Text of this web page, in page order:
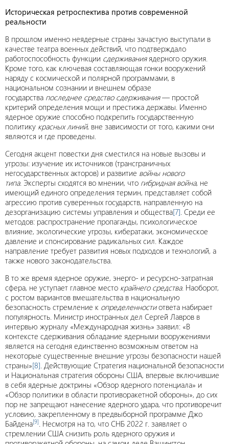
Историческая ретроспектива против современной
реальности
В прошлом именно неядерные страны зачастую выступали в
качестве театра военных действий, что подтверждало
работоспособность функции сдерживания ядерного оружия.
Кроме того, как ключевая составляющая гонки вооружений
наряду с космической и полярной программами, в
национальном сознании и внешнем образе
государства последнее средство сдерживания— простой
критерий определения мощи и престижа державы. Именно
ядерное оружие способно подкрепить государственную
политику красных линий, вне зависимости от того, какими они
являются и где проведены.
Сегодня акцент повестки дня сместился на новые вызовы и
угрозы: изучение их источников (трансграничных
негосударственных акторов) и развитие войны нового
типа. Эксперты сходятся во мнении, что гибридная война, не
имеющий единого определения термин, представляет собой
агрессию против суверенных государств, направленную на
дезорганизацию системы управления и общества[7]. Среди ее
методов: распространение пропаганды, психологическое
влияние, экологические угрозы, кибератаки, экономическое
давление и спонсирование радикальных сил. Каждое
направление требует развития новых подходов и технологий, а
также нового законодательства.
В то же время ядерное оружие, энерго- и ресурсно-затратная
сфера, не уступает главное место крайнего средства. Наоборот,
с ростом вариантов вмешательства в национальную
безопасность стремление к определенностиответа набирает
популярность. Министр иностранных дел Сергей Лавров в
интервью журналу «Международная жизнь» заявил: «В
контексте сдерживания обладание ядерными вооружениями
является на сегодня единственно возможным ответом на
некоторые существенные внешние угрозы безопасности нашей
страны»[8]. Действующие Стратегия национальной безопасности
и Национальная стратегия обороны США, впервые включившие
в себя ядерные доктрины «Обзор ядерного потенциала» и
«Обзор политики в области противоракетной обороны», до сих
пор не запрещают нанесение ядерного удара, что противоречит
условию, закрепленному в предвыборной программе Джо
Байдена[9]. Несмотря на то, что СНБ 2022 г. заявляет о
стремлении США снизить роль ядерного оружия и